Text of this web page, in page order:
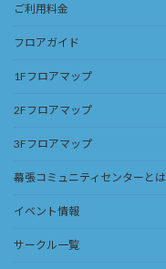
ご利用料金
フロアガイド
1Fフロアマップ
2Fフロアマップ
3Fフロアマップ
幕張コミュニティセンターとは
イベント情報
サークル一覧